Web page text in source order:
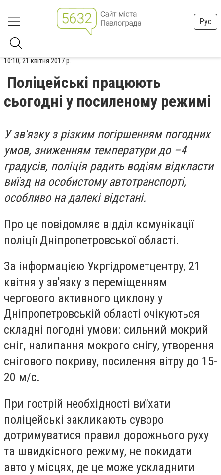
Рус
10:10, 21 квітня 2017 р.
Поліцейські працюють
сьогодні у посиленому режимі
У зв'язку з різким погіршенням погодних
умов, зниженням температури до –4
градусів, поліція радить водіям відкласти
виїзд на особистому автотранспорті,
особливо на далекі відстані.
Про це повідомляє відділ комунікації
поліції Дніпропетровської області.
За інформацією Укргідрометцентру, 21
квітня у зв'язку з переміщенням
чергового активного циклону у
Дніпропетровській області очікуються
складні погодні умови: сильний мокрий
сніг, налипання мокрого снігу, утворення
снігового покриву, посилення вітру до 15-
20 м/с.
При гострій необхідності виїхати
поліцейські закликають суворо
дотримуватися правил дорожнього руху
та швидкісного режиму, не покидати
авто у місцях, де це може ускладнити